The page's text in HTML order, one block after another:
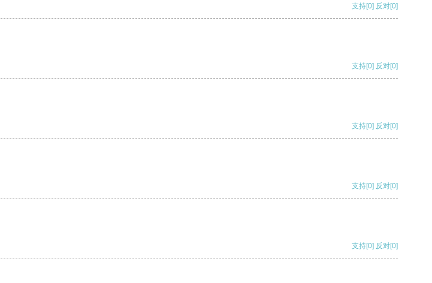
支持[0] 反对[0]
支持[0] 反对[0]
支持[0] 反对[0]
支持[0] 反对[0]
支持[0] 反对[0]